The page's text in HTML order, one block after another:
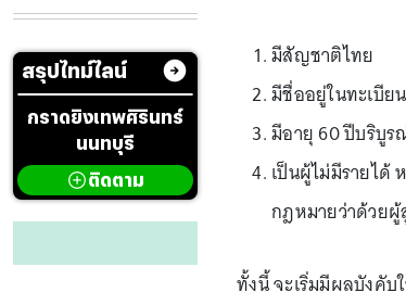
สรุปไทม์ไลน์
กราดยิงเทพศิรินทร์
นนทบุรี
ติดตาม
มีสัญชาติไทย
มีชื่ออยู่ในทะเบีย
มีอายุ 60 ปีบริบู
เป็นผู้ไม่มีรายไ
กฎหมายว่าด้วย
ทั้งนี้ จะเริ่มมีผลบังคั